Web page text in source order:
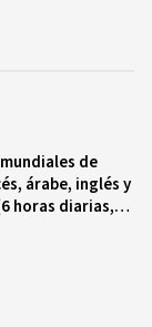
de
árabe, inglés y
horas diarias,
millones de